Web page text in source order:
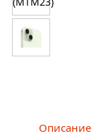
Описание